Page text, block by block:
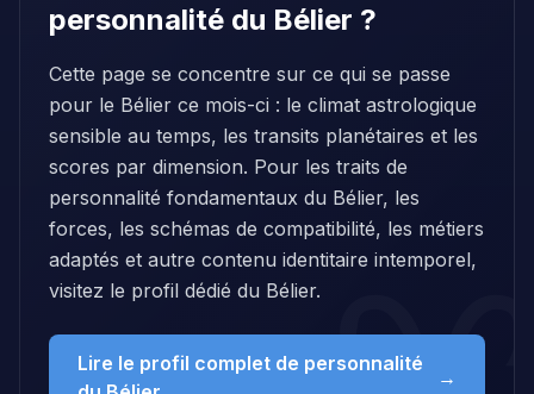
personnalité du Bélier ?
Cette page se concentre sur ce qui se passe
pour le Bélier ce mois-ci : le climat astrologique
sensible au temps, les transits planétaires et les
scores par dimension. Pour les traits de
personnalité fondamentaux du Bélier, les
forces, les schémas de compatibilité, les métiers
adaptés et autre contenu identitaire intemporel,
visitez le profil dédié du Bélier.
Lire le profil complet de personnalité
→